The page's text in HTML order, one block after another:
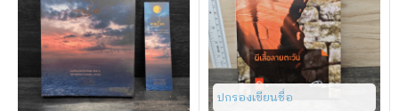
ปกรองเขียนชื่อ